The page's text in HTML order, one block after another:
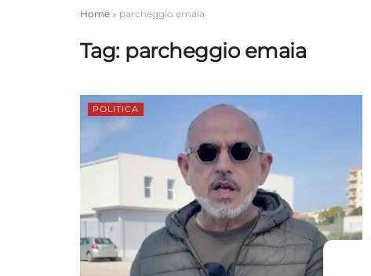
Home » parcheggio emaia
Tag: parcheggio emaia
POLITICA